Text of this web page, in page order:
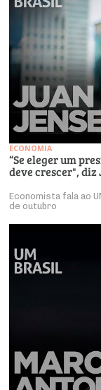
ECONOMIA
“Se eleger um
deve crescer", diz
Economista fala ao
de outubro